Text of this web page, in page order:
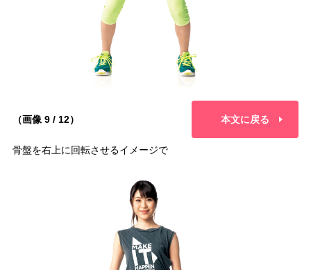
（画像 9 / 12） 本文に戻る
骨盤を右上に回転させるイメージで